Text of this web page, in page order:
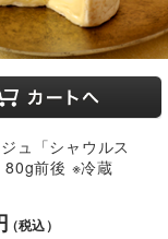
ュ「シャウルス
80g前後 ※冷蔵
（税込）